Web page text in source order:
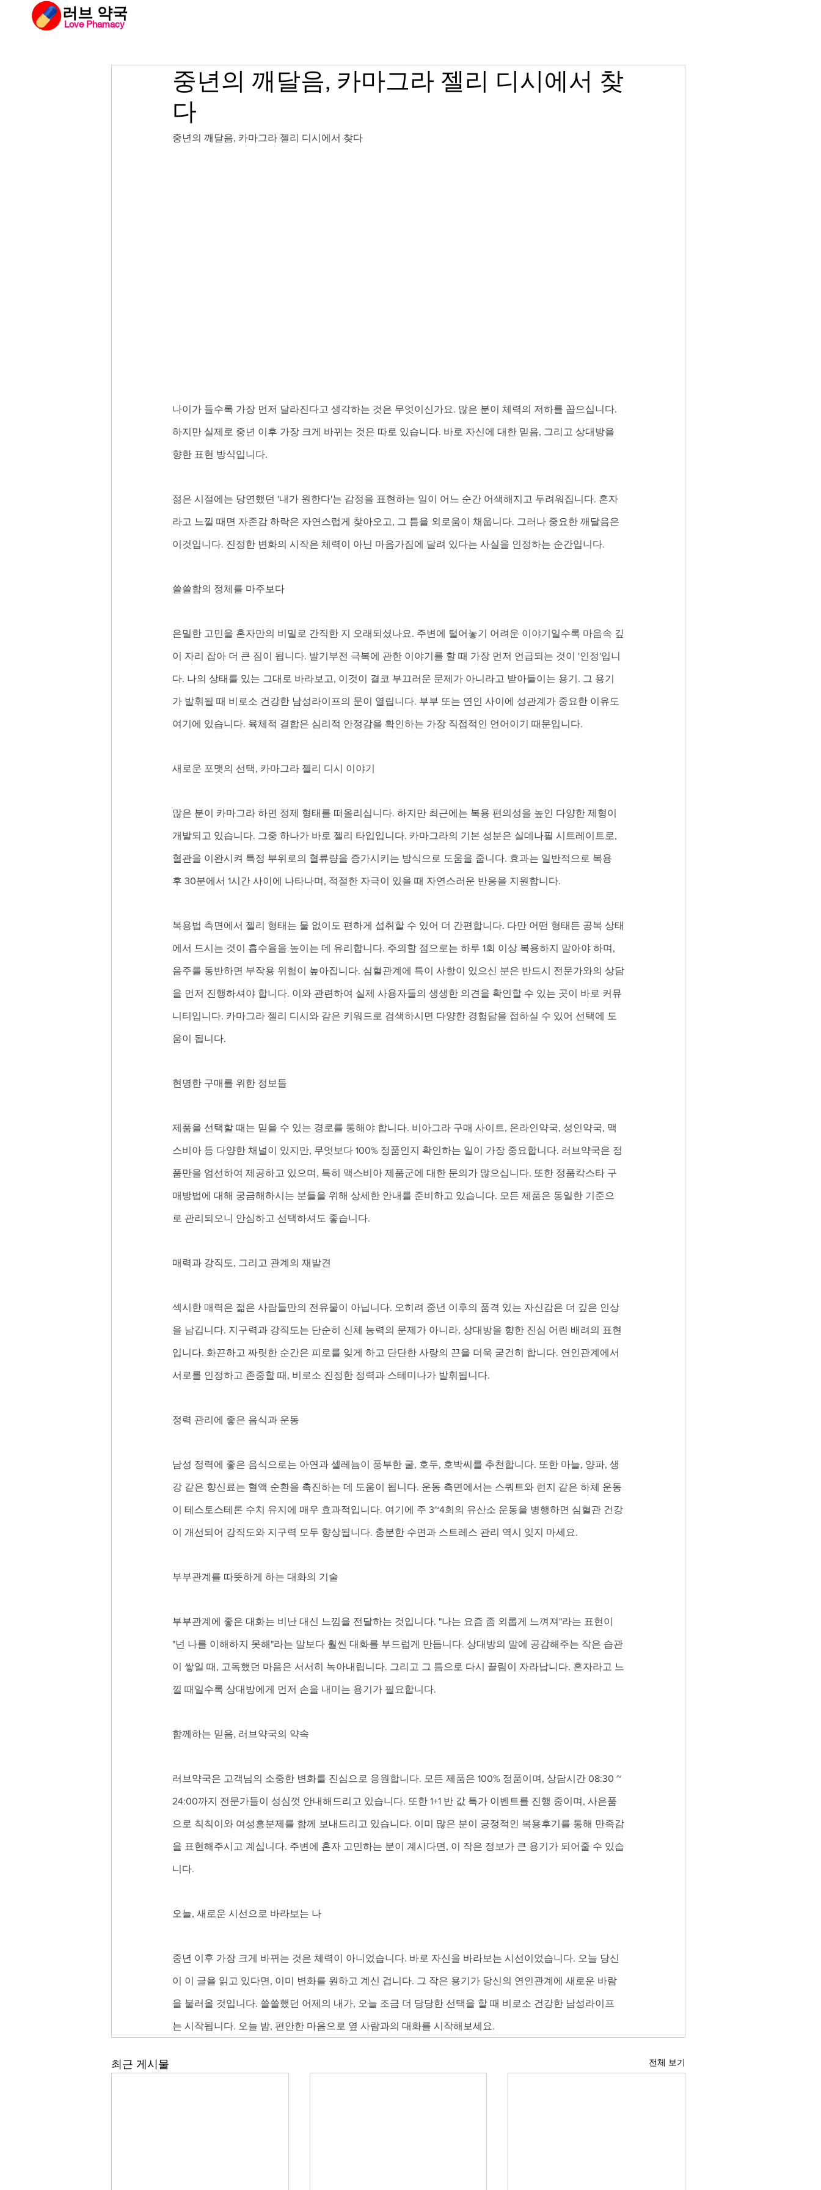
​러브 약국
Love Phamacy
중년의 깨달음, 카마그라 젤리 디시에서 찾
다
중년의 깨달음, 카마그라 젤리 디시에서 찾다
나이가 들수록 가장 먼저 달라진다고 생각하는 것은 무엇이신가요. 많은 분이 체력의 저하를 꼽으십니다.
하지만 실제로 중년 이후 가장 크게 바뀌는 것은 따로 있습니다. 바로 자신에 대한 믿음, 그리고 상대방을
향한 표현 방식입니다.
젊은 시절에는 당연했던 '내가 원한다'는 감정을 표현하는 일이 어느 순간 어색해지고 두려워집니다. 혼자
라고 느낄 때면 자존감 하락은 자연스럽게 찾아오고, 그 틈을 외로움이 채웁니다. 그러나 중요한 깨달음은
이것입니다. 진정한 변화의 시작은 체력이 아닌 마음가짐에 달려 있다는 사실을 인정하는 순간입니다.
쓸쓸함의 정체를 마주보다
은밀한 고민을 혼자만의 비밀로 간직한 지 오래되셨나요. 주변에 털어놓기 어려운 이야기일수록 마음속 깊
이 자리 잡아 더 큰 짐이 됩니다. 발기부전 극복에 관한 이야기를 할 때 가장 먼저 언급되는 것이 '인정'입니
다. 나의 상태를 있는 그대로 바라보고, 이것이 결코 부끄러운 문제가 아니라고 받아들이는 용기. 그 용기
가 발휘될 때 비로소 건강한 남성라이프의 문이 열립니다. 부부 또는 연인 사이에 성관계가 중요한 이유도
여기에 있습니다. 육체적 결합은 심리적 안정감을 확인하는 가장 직접적인 언어이기 때문입니다.
새로운 포맷의 선택, 카마그라 젤리 디시 이야기
많은 분이 카마그라 하면 정제 형태를 떠올리십니다. 하지만 최근에는 복용 편의성을 높인 다양한 제형이
개발되고 있습니다. 그중 하나가 바로 젤리 타입입니다. 카마그라의 기본 성분은 실데나필 시트레이트로,
혈관을 이완시켜 특정 부위로의 혈류량을 증가시키는 방식으로 도움을 줍니다. 효과는 일반적으로 복용
후 30분에서 1시간 사이에 나타나며, 적절한 자극이 있을 때 자연스러운 반응을 지원합니다.
복용법 측면에서 젤리 형태는 물 없이도 편하게 섭취할 수 있어 더 간편합니다. 다만 어떤 형태든 공복 상태
에서 드시는 것이 흡수율을 높이는 데 유리합니다. 주의할 점으로는 하루 1회 이상 복용하지 말아야 하며,
음주를 동반하면 부작용 위험이 높아집니다. 심혈관계에 특이 사항이 있으신 분은 반드시 전문가와의 상담
을 먼저 진행하셔야 합니다. 이와 관련하여 실제 사용자들의 생생한 의견을 확인할 수 있는 곳이 바로 커뮤
니티입니다. 카마그라 젤리 디시와 같은 키워드로 검색하시면 다양한 경험담을 접하실 수 있어 선택에 도
움이 됩니다.
현명한 구매를 위한 정보들
제품을 선택할 때는 믿을 수 있는 경로를 통해야 합니다. 비아그라 구매 사이트, 온라인약국, 성인약국, 맥
스비아 등 다양한 채널이 있지만, 무엇보다 100% 정품인지 확인하는 일이 가장 중요합니다. 러브약국은 정
품만을 엄선하여 제공하고 있으며, 특히 맥스비아 제품군에 대한 문의가 많으십니다. 또한 정품칵스타 구
매방법에 대해 궁금해하시는 분들을 위해 상세한 안내를 준비하고 있습니다. 모든 제품은 동일한 기준으
로 관리되오니 안심하고 선택하셔도 좋습니다.
매력과 강직도, 그리고 관계의 재발견
섹시한 매력은 젊은 사람들만의 전유물이 아닙니다. 오히려 중년 이후의 품격 있는 자신감은 더 깊은 인상
을 남깁니다. 지구력과 강직도는 단순히 신체 능력의 문제가 아니라, 상대방을 향한 진심 어린 배려의 표현
입니다. 화끈하고 짜릿한 순간은 피로를 잊게 하고 단단한 사랑의 끈을 더욱 굳건히 합니다. 연인관계에서
서로를 인정하고 존중할 때, 비로소 진정한 정력과 스테미나가 발휘됩니다.
정력 관리에 좋은 음식과 운동
남성 정력에 좋은 음식으로는 아연과 셀레늄이 풍부한 굴, 호두, 호박씨를 추천합니다. 또한 마늘, 양파, 생
강 같은 향신료는 혈액 순환을 촉진하는 데 도움이 됩니다. 운동 측면에서는 스쿼트와 런지 같은 하체 운동
이 테스토스테론 수치 유지에 매우 효과적입니다. 여기에 주 3~4회의 유산소 운동을 병행하면 심혈관 건강
이 개선되어 강직도와 지구력 모두 향상됩니다. 충분한 수면과 스트레스 관리 역시 잊지 마세요.
부부관계를 따뜻하게 하는 대화의 기술
부부관계에 좋은 대화는 비난 대신 느낌을 전달하는 것입니다. "나는 요즘 좀 외롭게 느껴져"라는 표현이
"넌 나를 이해하지 못해"라는 말보다 훨씬 대화를 부드럽게 만듭니다. 상대방의 말에 공감해주는 작은 습관
이 쌓일 때, 고독했던 마음은 서서히 녹아내립니다. 그리고 그 틈으로 다시 끌림이 자라납니다. 혼자라고 느
낄 때일수록 상대방에게 먼저 손을 내미는 용기가 필요합니다.
함께하는 믿음, 러브약국의 약속
러브약국은 고객님의 소중한 변화를 진심으로 응원합니다. 모든 제품은 100% 정품이며, 상담시간 08:30 ~
24:00까지 전문가들이 성심껏 안내해드리고 있습니다. 또한 1+1 반 값 특가 이벤트를 진행 중이며, 사은품
으로 칙칙이와 여성흥분제를 함께 보내드리고 있습니다. 이미 많은 분이 긍정적인 복용후기를 통해 만족감
을 표현해주시고 계십니다. 주변에 혼자 고민하는 분이 계시다면, 이 작은 정보가 큰 용기가 되어줄 수 있습
니다.
오늘, 새로운 시선으로 바라보는 나
중년 이후 가장 크게 바뀌는 것은 체력이 아니었습니다. 바로 자신을 바라보는 시선이었습니다. 오늘 당신
이 이 글을 읽고 있다면, 이미 변화를 원하고 계신 겁니다. 그 작은 용기가 당신의 연인관계에 새로운 바람
을 불러올 것입니다. 쓸쓸했던 어제의 내가, 오늘 조금 더 당당한 선택을 할 때 비로소 건강한 남성라이프
는 시작됩니다. 오늘 밤, 편안한 마음으로 옆 사람과의 대화를 시작해보세요.
최근 게시물 전체 보기